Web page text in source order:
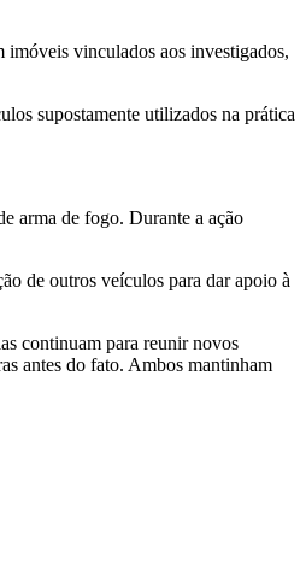
imóveis vinculados aos investigados,
supostamente utilizados na prática
arma de fogo. Durante a ação
de outros veículos para dar apoio à
continuam para reunir novos
antes do fato. Ambos mantinham